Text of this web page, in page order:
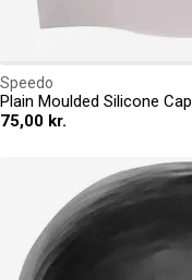
Speedo
Plain Moulded Silicone Cap
75,00 kr.